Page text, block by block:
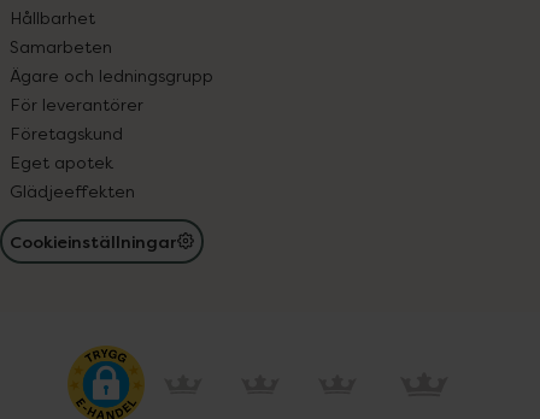
Hållbarhet
Samarbeten
Ägare och ledningsgrupp
För leverantörer
Företagskund
Eget apotek
Glädjeeffekten
Cookieinställningar